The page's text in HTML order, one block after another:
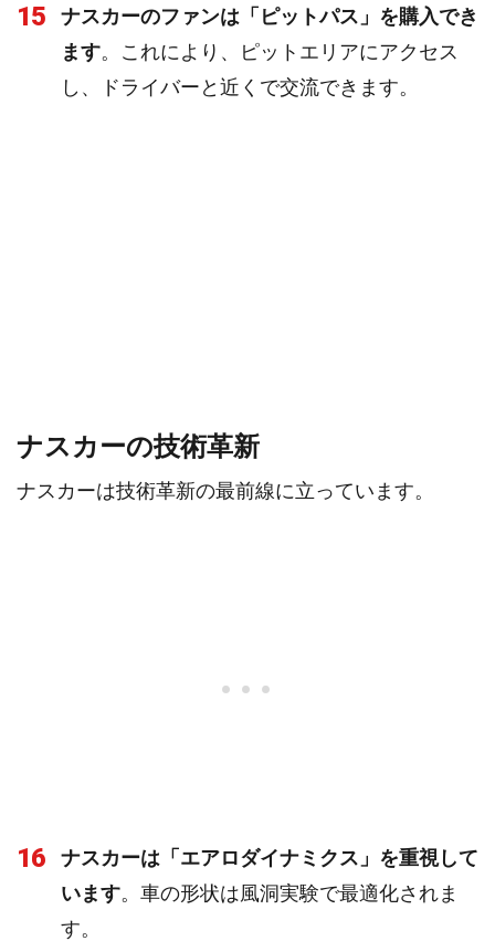
15
ナスカーのファンは「ピットパス」を購入でき
ます。これにより、ピットエリアにアクセス
し、ドライバーと近くで交流できます。
ナスカーの技術革新
ナスカーは技術革新の最前線に立っています。
16
ナスカーは「エアロダイナミクス」を重視して
います。車の形状は風洞実験で最適化されま
す。